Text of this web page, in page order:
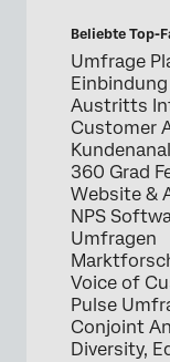
Beliebte Top-
Umfrage
Austritts
Customer
360 Grad
Website &
NPS
Umfragen
Voice of
Pulse
Conjoint
Diversity,